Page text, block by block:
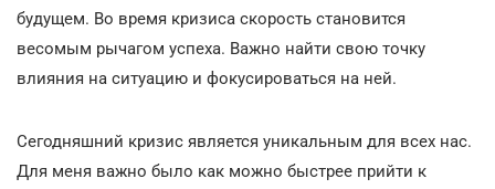
будущем. Во время кризиса скорость становится
весомым рычагом успеха. Важно найти свою точку
влияния на ситуацию и фокусироваться на ней.
Сегодняшний кризис является уникальным для всех нас.
Для меня важно было как можно быстрее прийти к